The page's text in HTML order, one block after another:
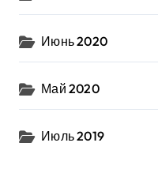
Июнь 2020
Май 2020
Июль 2019